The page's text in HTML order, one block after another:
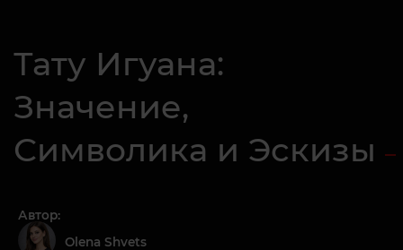
Тату Игуана:
Значение,
Символика и Эскизы
Автор:
Olena Shvets